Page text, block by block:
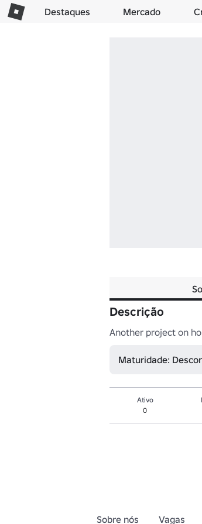
Destaques Mercado
Descrição
Another project on
Maturidade:
Ativo
0
Sobre nós Vagas